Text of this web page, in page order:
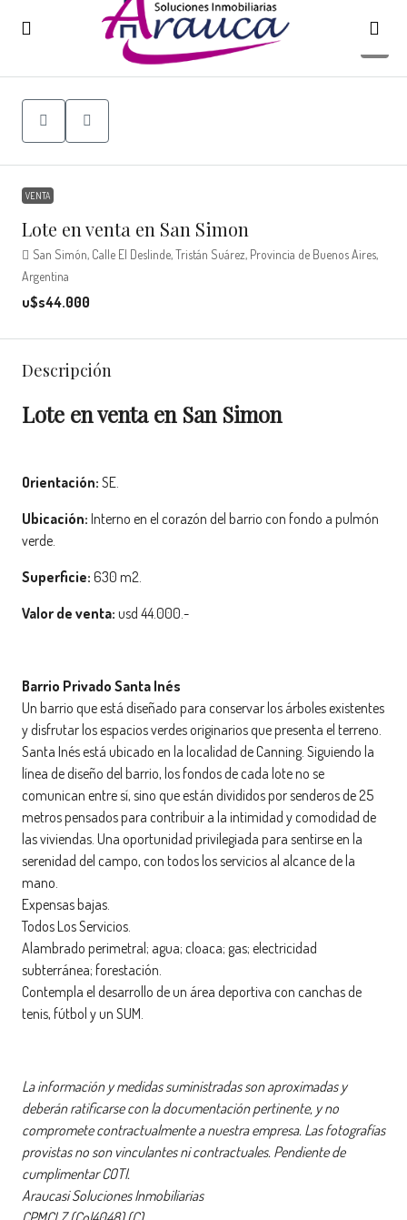
VENTA
Lote en venta en San Simon
San Simón, Calle El Deslinde, Tristán Suárez, Provincia de Buenos Aires,
Argentina
u$s44.000
Descripción
Lote en venta en San Simon
Orientación: SE.
Ubicación: Interno en el corazón del barrio con fondo a pulmón
verde.
Superficie: 630 m2.
Valor de venta: usd 44.000.-
Barrio Privado Santa Inés
Un barrio que está diseñado para conservar los árboles existentes
y disfrutar los espacios verdes originarios que presenta el terreno.
Santa Inés está ubicado en la localidad de Canning. Siguiendo la
línea de diseño del barrio, los fondos de cada lote no se
comunican entre sí, sino que están divididos por senderos de 25
metros pensados para contribuir a la intimidad y comodidad de
las viviendas. Una oportunidad privilegiada para sentirse en la
serenidad del campo, con todos los servicios al alcance de la
mano.
Expensas bajas.
Todos Los Servicios.
Alambrado perimetral; agua; cloaca; gas; electricidad
subterránea; forestación.
Contempla el desarrollo de un área deportiva con canchas de
tenis, fútbol y un SUM.
La información y medidas suministradas son aproximadas y
deberán ratificarse con la documentación pertinente, y no
compromete contractualmente a nuestra empresa. Las fotografías
provistas no son vinculantes ni contractuales. Pendiente de
cumplimentar COTI.
Araucasi Soluciones Inmobiliarias